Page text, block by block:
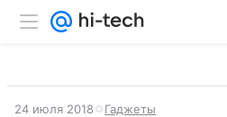
24 июля 2018 Гаджеты